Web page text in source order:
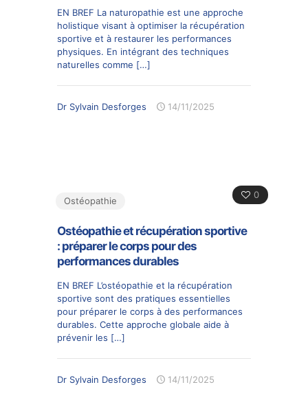
EN BREF La naturopathie est une approche
holistique visant à optimiser la récupération
sportive et à restaurer les performances
physiques. En intégrant des techniques
naturelles comme […]
Dr Sylvain Desforges 14/11/2025
0
Ostéopathie
Ostéopathie et récupération sportive
: préparer le corps pour des
performances durables
EN BREF L’ostéopathie et la récupération
sportive sont des pratiques essentielles
pour préparer le corps à des performances
durables. Cette approche globale aide à
prévenir les […]
Dr Sylvain Desforges 14/11/2025